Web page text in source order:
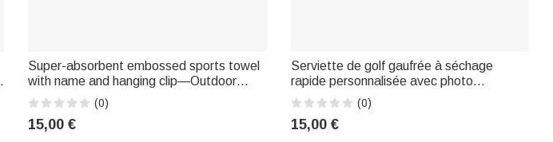
Super-absorbent embossed sports towel
with name and hanging clip—Outdoor
Activities—Father's Day and birthday gift
for golf enthusiasts
(0)
15,00 €
Serviette de golf gaufrée à séchage
rapide personnalisée avec photo
Utilisation quotidienne Fête des pères
Cadeau d'anniversaire pour papa Joueurs
de golf
(0)
15,00 €